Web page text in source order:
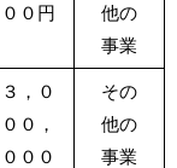
００円
他の
事業
３，０
００，
０００
その
他の
事業